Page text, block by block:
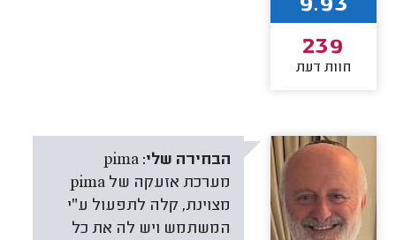
9.93
239
חוות דעת
הבחירה שלי: pima
מערכת אזעקה של pima
מצוינת, קלה לתפעול ע״י
המשתמש ויש לה את כל